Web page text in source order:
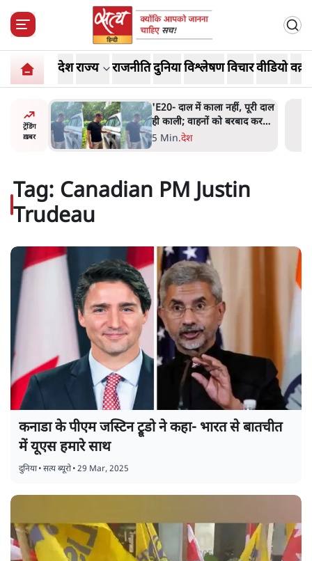
देशराज्य राजनीतिदुनियाविश्लेषणविचारवीडियो
ट्रेंडिंग
ख़बर
पूरी दाल
कर
BJP और मोदी ‘गॉडफादर’ भागवत
की Gen Z पर सलाह मानेंः
अभिजीत दिपके
5 Min.देश
Tag: Canadian PM Justin
Trudeau
कनाडा के पीएम जस्टिन ट्रूडो ने कहा- भारत से बातचीत
में यूएस हमारे साथ
दुनिया•सत्य ब्यूरो•29 Mar, 2025